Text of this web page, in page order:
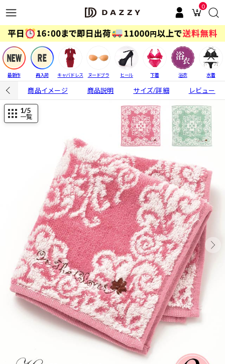
0
最新作 再入荷 キャバドレス ヌードブラ ヒール 下着 浴衣 水着
商品イメージ 商品説明 サイズ/詳細 レビュー
1/5
一覧